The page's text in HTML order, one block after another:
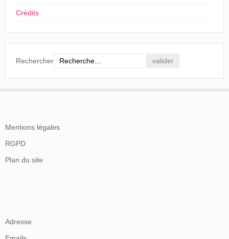
Crédits
Rechercher
Mentions légales
RGPD
Plan du site
Adresse